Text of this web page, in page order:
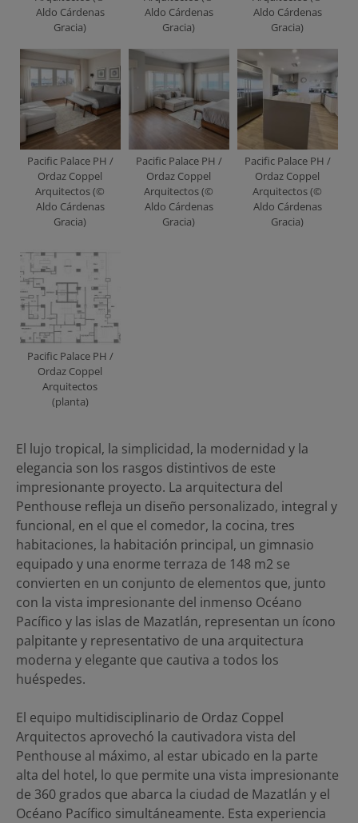
Aldo Cárdenas
Gracia)
Aldo Cárdenas
Gracia)
Aldo Cárdenas
Gracia)
Pacific Palace PH /
Ordaz Coppel
Arquitectos (©
Aldo Cárdenas
Gracia)
Pacific Palace PH /
Ordaz Coppel
Arquitectos (©
Aldo Cárdenas
Gracia)
Pacific Palace PH /
Ordaz Coppel
Arquitectos (©
Aldo Cárdenas
Gracia)
Pacific Palace PH /
Ordaz Coppel
Arquitectos
(planta)
El lujo tropical, la simplicidad, la modernidad y la
elegancia son los rasgos distintivos de este
impresionante proyecto. La arquitectura del
Penthouse refleja un diseño personalizado, integral y
funcional, en el que el comedor, la cocina, tres
habitaciones, la habitación principal, un gimnasio
equipado y una enorme terraza de 148 m2 se
convierten en un conjunto de elementos que, junto
con la vista impresionante del inmenso Océano
Pacífico y las islas de Mazatlán, representan un ícono
palpitante y representativo de una arquitectura
moderna y elegante que cautiva a todos los
huéspedes.
El equipo multidisciplinario de Ordaz Coppel
Arquitectos aprovechó la cautivadora vista del
Penthouse al máximo, al estar ubicado en la parte
alta del hotel, lo que permite una vista impresionante
de 360 grados que abarca la ciudad de Mazatlán y el
Océano Pacífico simultáneamente. Esta experiencia